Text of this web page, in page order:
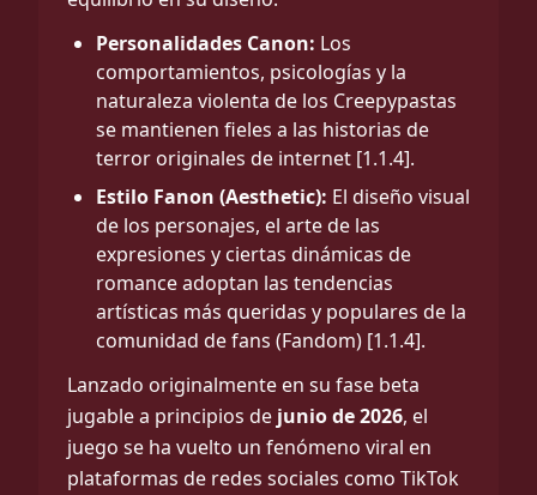
Personalidades Canon: Los
comportamientos, psicologías y la
naturaleza violenta de los Creepypastas
se mantienen fieles a las historias de
terror originales de internet [1.1.4].
Estilo Fanon (Aesthetic): El diseño visual
de los personajes, el arte de las
expresiones y ciertas dinámicas de
romance adoptan las tendencias
artísticas más queridas y populares de la
comunidad de fans (Fandom) [1.1.4].
Lanzado originalmente en su fase beta
jugable a principios de junio de 2026, el
juego se ha vuelto un fenómeno viral en
plataformas de redes sociales como TikTok